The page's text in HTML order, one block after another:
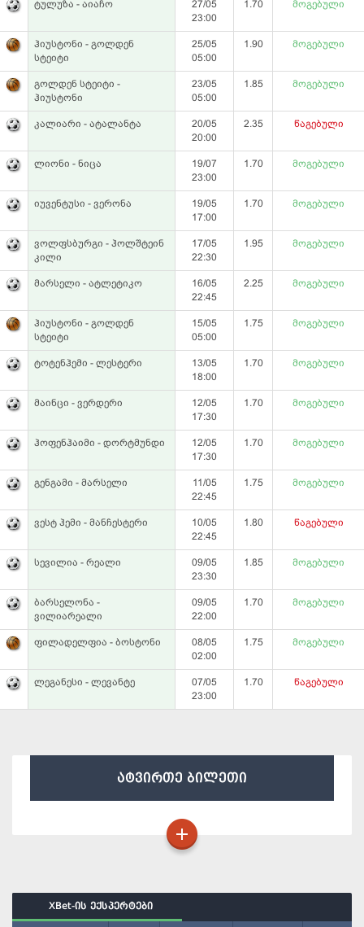
ტულუზა - აიაჩო
27/05
23:00
1.70 მოგებული
ჰიუსტონი - გოლდენ
სტეიტი
25/05
05:00
1.90 მოგებული
გოლდენ სტეიტი -
ჰიუსტონი
23/05
05:00
1.85 მოგებული
კალიარი - ატალანტა
20/05
20:00
2.35 წაგებული
ლიონი - ნიცა
19/07
23:00
1.70 მოგებული
იუვენტუსი - ვერონა
19/05
17:00
1.70 მოგებული
ვოლფსბურგი - ჰოლშტეინ
კილი
17/05
22:30
1.95 მოგებული
მარსელი - ატლეტიკო
16/05
22:45
2.25 მოგებული
ჰიუსტონი - გოლდენ
სტეიტი
15/05
05:00
1.75 მოგებული
ტოტენჰემი - ლესტერი
13/05
18:00
1.70 მოგებული
მაინცი - ვერდერი
12/05
17:30
1.70 მოგებული
ჰოფენჰაიმი - დორტმუნდი
12/05
17:30
1.70 მოგებული
გენგამი - მარსელი
11/05
22:45
1.75 მოგებული
ვესტ ჰემი - მანჩესტერი
10/05
22:45
1.80 წაგებული
სევილია - რეალი
09/05
23:30
1.85 მოგებული
ბარსელონა -
ვილიარეალი
09/05
22:00
1.70 მოგებული
ფილადელფია - ბოსტონი
08/05
02:00
1.75 მოგებული
ლეგანესი - ლევანტე
07/05
23:00
1.70 წაგებული
ატვირთე ბილეთი
XBet-ის ექსპერტები